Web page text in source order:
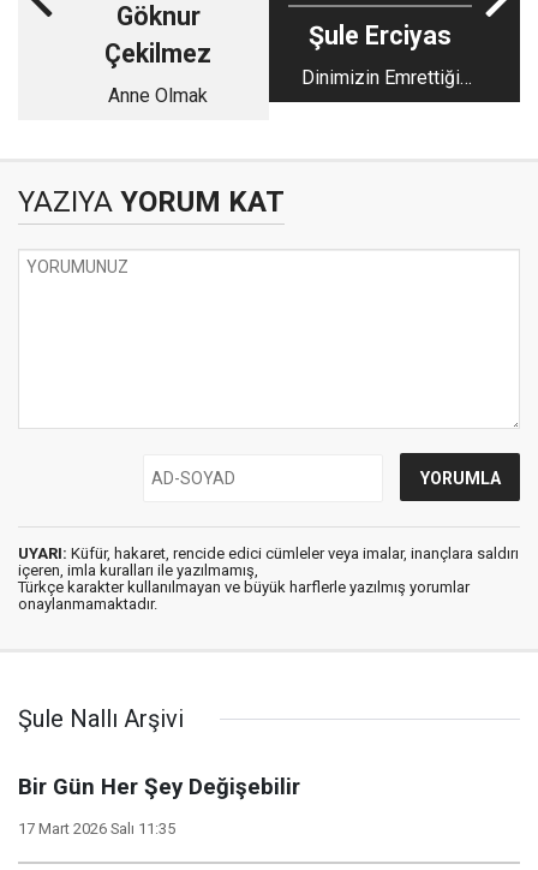
Göknur
Çekilmez
Anne Olmak
Şule Erciyas
Dinimizin Emrettiği
Güzel Ahlaklı Olmak
YAZIYA YORUM KAT
UYARI: Küfür, hakaret, rencide edici cümleler veya imalar, inançlara saldırı
içeren, imla kuralları ile yazılmamış,
Türkçe karakter kullanılmayan ve büyük harflerle yazılmış yorumlar
onaylanmamaktadır.
Şule Nallı Arşivi
Bir Gün Her Şey Değişebilir
17 Mart 2026 Salı 11:35